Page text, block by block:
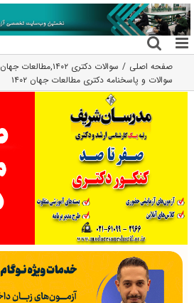
رفتن
به
محتوا
صفحه اصلی سوالات دکتری ۱۴۰۲ ,مطالعات جهان
سوالات و پاسخنامه دکتری مطالعات جهان ۱۴۰۲